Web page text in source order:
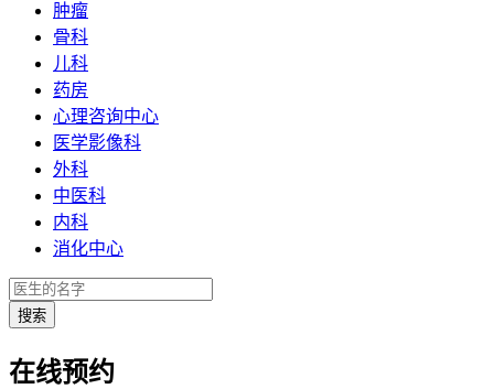
肿瘤
骨科
儿科
药房
心理咨询中心
医学影像科
外科
中医科
内科
消化中心
在线预约